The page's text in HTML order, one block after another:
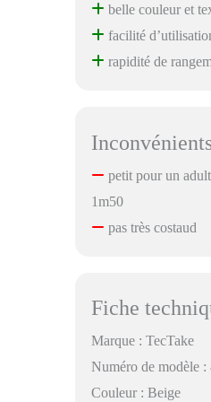
belle couleur et
facilité
rapidité de
petit pour un
1m50
pas très costaud
Fiche
Marque : TecTake
Numéro de modèle :
Couleur : Beige